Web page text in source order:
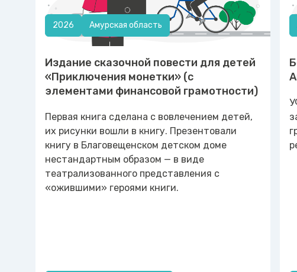
2026 Амурская область
Издание сказочной повести для детей
«Приключения монетки» (с
элементами финансовой грамотности)
Первая книга сделана с вовлечением детей,
их рисунки вошли в книгу. Презентовали
книгу в Благовещенском детском доме
нестандартным образом — в виде
театрализованного представления с
«ожившими» героями книги.